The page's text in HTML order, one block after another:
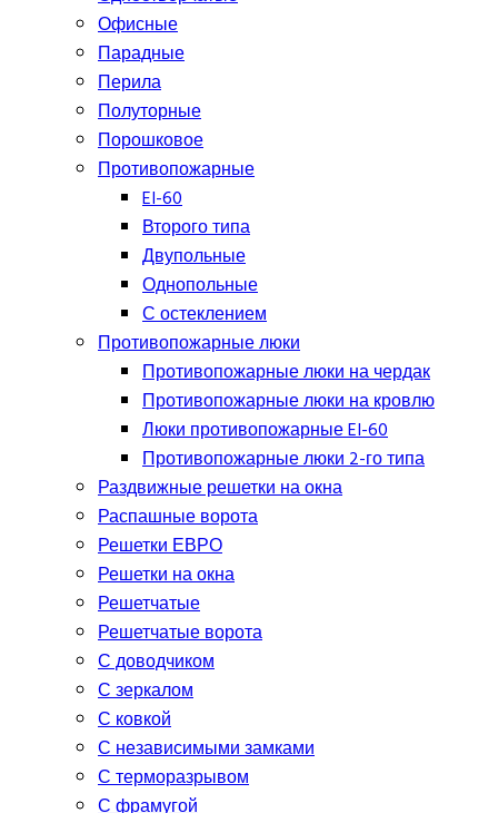
Офисные
Парадные
Перила
Полуторные
Порошковое
Противопожарные
EI-60
Второго типа
Двупольные
Однопольные
С остеклением
Противопожарные люки
Противопожарные люки на чердак
Противопожарные люки на кровлю
Люки противопожарные EI-60
Противопожарные люки 2-го типа
Раздвижные решетки на окна
Распашные ворота
Решетки ЕВРО
Решетки на окна
Решетчатые
Решетчатые ворота
С доводчиком
С зеркалом
С ковкой
С независимыми замками
С терморазрывом
С фрамугой